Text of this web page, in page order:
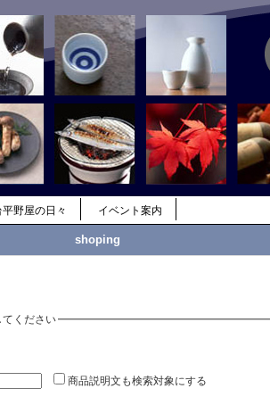
野屋の日々 イベント案内
shoping
ください
商品説明文も検索対象にする